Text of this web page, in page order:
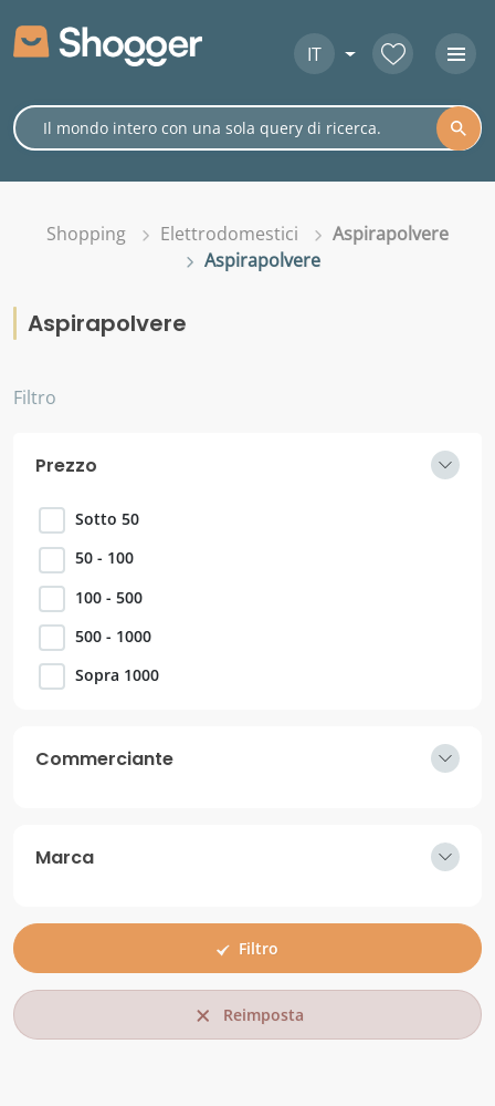
IT
Shopping Elettrodomestici
Aspirapolvere
Aspirapolvere
Aspirapolvere
Filtro
Prezzo
Sotto 50
50 - 100
100 - 500
500 - 1000
Sopra 1000
Commerciante
Marca
Filtro
Reimposta